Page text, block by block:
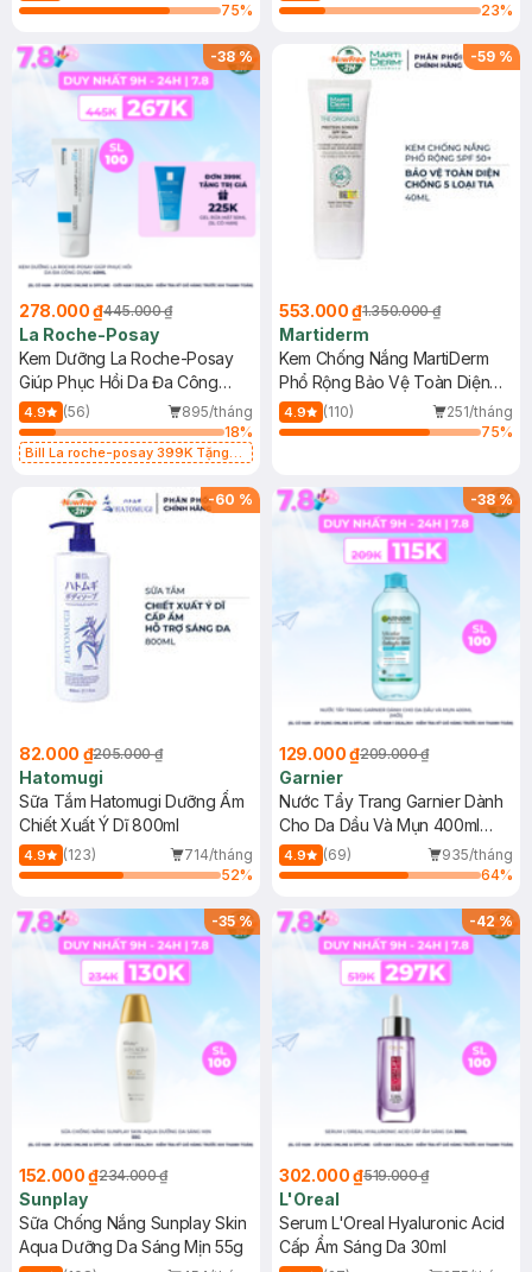
75%
23%
-38%
278.000 ₫445.000 ₫
La Roche-Posay
Kem Dưỡng La Roche-Posay
Giúp Phục Hồi Da Đa Công
Dụng 40ml
4.9 (56)
895/tháng
18%
Bill La roche-posay 399K Tặng
(SL có hạn)
-59 %
553.000 ₫1.350.000 ₫
Martiderm
Kem Chống Nắng MartiDerm
Phổ Rộng Bảo Vệ Toàn Diện
40ml
4.9 (110)
251/tháng
75%
-60 %
82.000 ₫205.000 ₫
Hatomugi
Sữa Tắm Hatomugi Dưỡng Ẩm
Chiết Xuất Ý Dĩ 800ml
4.9 (123)
714/tháng
52%
-38%
129.000 ₫209.000 ₫
Garnier
Nước Tẩy Trang Garnier Dành
Cho Da Dầu Và Mụn 400ml
(Mới)
4.9 (69)
935/tháng
64%
-35%
152.000 ₫234.000 ₫
Sunplay
Sữa Chống Nắng Sunplay Skin
Aqua Dưỡng Da Sáng Mịn 55g
-42%
302.000 ₫519.000 ₫
L'Oreal
Serum L'Oreal Hyaluronic Acid
Cấp Ẩm Sáng Da 30ml